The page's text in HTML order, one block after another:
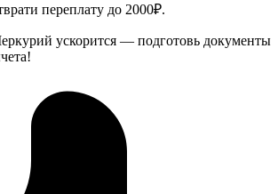
переплату до 2000₽.
ускорится — подготовь документы